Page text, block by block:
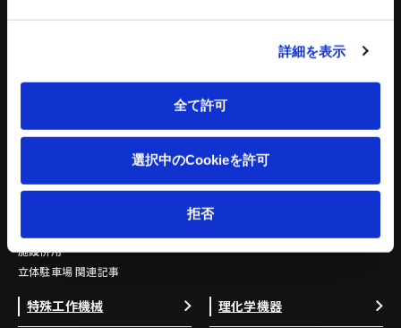
詳細を表示
全て許可
選択中のCookieを許可
拒否
公共施設
医療・福祉施設
その他
3層4段
施設併用
立体駐車場 関連記事
量産品
特殊材 鋳造品
加工／熱処理／ASSY／塗装等
特殊工作機械 理化学機器